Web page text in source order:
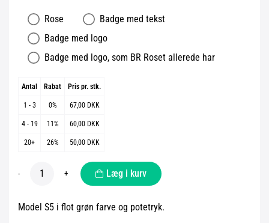
Rose
Badge med tekst
Badge med logo
Badge med logo, som BR Roset allerede har
Antal Rabat Pris pr. stk.
1 - 3 0% 67,00 DKK
4 - 19 11% 60,00 DKK
20+ 26% 50,00 DKK
- + Læg i kurv
Model S5 i flot grøn farve og potetryk.